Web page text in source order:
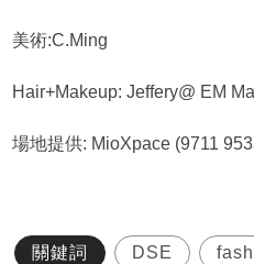
美術:C.Ming
Hair+Makeup: Jeffery@ EM
場地提供: MioXpace (9711
關鍵詞 DSE